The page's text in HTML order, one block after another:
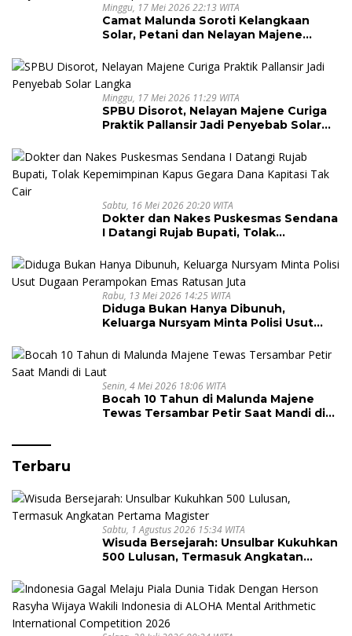
Minggu, 17 Mei 2026 22:13 WITA
Camat Malunda Soroti Kelangkaan
Solar, Petani dan Nelayan Majene
Minggu, 17 Mei 2026 11:29 WITA
SPBU Disorot, Nelayan Majene Curiga
Praktik Pallansir Jadi Penyebab Solar
Sabtu, 16 Mei 2026 20:20 WITA
Dokter dan Nakes Puskesmas Sendana
I Datangi Rujab Bupati, Tolak
Kapitasi Tak Cair
Rabu, 13 Mei 2026 14:25 WITA
Diduga Bukan Hanya Dibunuh,
Keluarga Nursyam Minta Polisi Usut
Juta
Senin, 4 Mei 2026 18:06 WITA
Bocah 10 Tahun di Malunda Majene
Tewas Tersambar Petir Saat Mandi di
Terbaru
Sabtu, 1 Agustus 2026 15:34 WITA
Wisuda Bersejarah: Unsulbar Kukuhkan
500 Lulusan, Termasuk Angkatan